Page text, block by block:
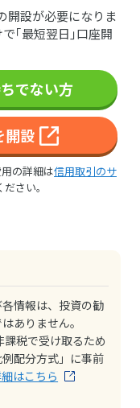
開設が必要になりま
｢最短翌日｣口座開
でない方
開設
の詳細は信用取引のサ
さい。
情報は、投資の勧
ありません。
税で受け取るため
配分方式」に事前
はこちら